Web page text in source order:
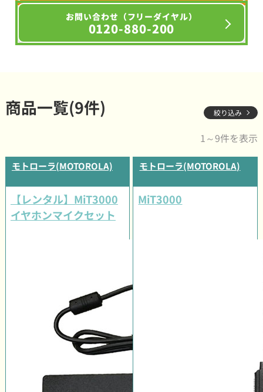
お問い合わせ（フリーダイヤル）
0120-880-200
商品一覧(9件) 絞り込み
1～9件を表示
モトローラ(MOTOROLA)
【レンタル】MiT3000
イヤホンマイクセット
モトローラ(MOTOROLA)
MiT3000